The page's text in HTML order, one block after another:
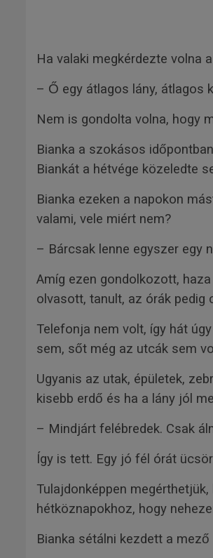
Ha valaki megkérdezte volna
– Ő egy átlagos lány, átlagos
Nem is gondolta volna, hogy
Bianka a szokásos
Biankát a hétvége közeledte
Bianka ezeken a napokon
valami, vele miért nem?
– Bárcsak lenne egyszer egy
Amíg ezen gondolkozott,
olvasott, tanult, az órák pedig
Telefonja nem volt, így hát
sem, sőt még az utcák sem
Ugyanis az utak, épületek,
kisebb erdő és ha a lány jól
– Mindjárt felébredek. Csak
Így is tett. Egy jó fél órát
Tulajdonképpen
hétköznapokhoz, hogy
Bianka sétálni kezdett a